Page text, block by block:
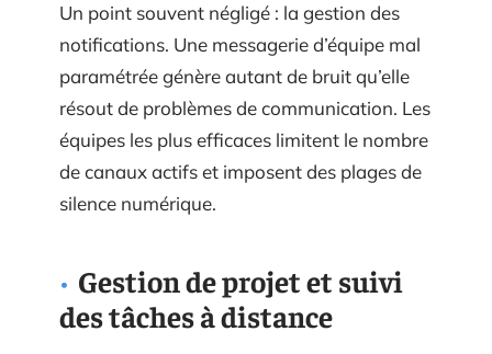
Un point souvent négligé : la gestion des
notifications. Une messagerie d’équipe mal
paramétrée génère autant de bruit qu’elle
résout de problèmes de communication. Les
équipes les plus efficaces limitent le nombre
de canaux actifs et imposent des plages de
silence numérique.
Gestion de projet et suivi
des tâches à distance